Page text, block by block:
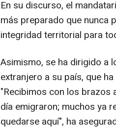
En su discurso, el
más preparado que nunca
integridad territorial para
Asimismo, se ha dirigido a
extranjero a su país, que
"Recibimos con los brazos
día emigraron; muchos ya
quedarse aquí", ha